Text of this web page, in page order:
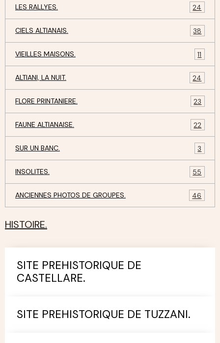
LES RALLYES. 24
CIELS ALTIANAIS. 38
VIEILLES MAISONS. 11
ALTIANI, LA NUIT. 24
FLORE PRINTANIERE. 23
FAUNE ALTIANAISE. 22
SUR UN BANC. 3
INSOLITES. 55
ANCIENNES PHOTOS DE GROUPES. 46
HISTOIRE.
SITE PREHISTORIQUE DE
CASTELLARE.
SITE PREHISTORIQUE DE TUZZANI.